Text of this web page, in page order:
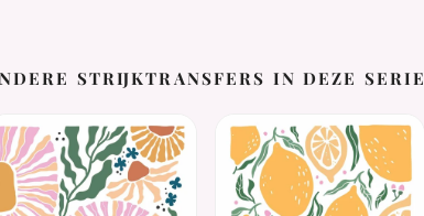
STRIJKTRANSFERS IN DEZE SERIE